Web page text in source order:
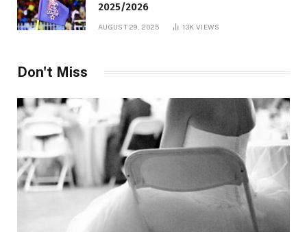
2025/2026
AUGUST 29, 2025 13KVIEWS
Don't Miss